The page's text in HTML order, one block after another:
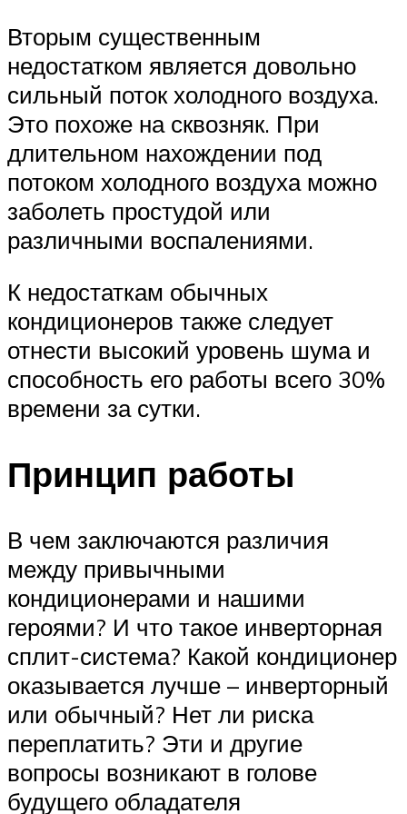
Вторым существенным
недостатком является довольно
сильный поток холодного воздуха.
Это похоже на сквозняк. При
длительном нахождении под
потоком холодного воздуха можно
заболеть простудой или
различными воспалениями.
К недостаткам обычных
кондиционеров также следует
отнести высокий уровень шума и
способность его работы всего 30%
времени за сутки.
Принцип работы
В чем заключаются различия
между привычными
кондиционерами и нашими
героями? И что такое инверторная
сплит-система? Какой кондиционер
оказывается лучше – инверторный
или обычный? Нет ли риска
переплатить? Эти и другие
вопросы возникают в голове
будущего обладателя